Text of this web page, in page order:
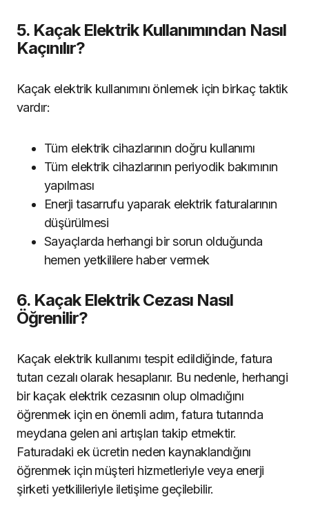
5. Kaçak Elektrik Kullanımından Nasıl
Kaçınılır?
Kaçak elektrik kullanımını önlemek için birkaç taktik
vardır:
Tüm elektrik cihazlarının doğru kullanımı
Tüm elektrik cihazlarının periyodik bakımının
yapılması
Enerji tasarrufu yaparak elektrik faturalarının
düşürülmesi
Sayaçlarda herhangi bir sorun olduğunda
hemen yetkililere haber vermek
6. Kaçak Elektrik Cezası Nasıl
Öğrenilir?
Kaçak elektrik kullanımı tespit edildiğinde, fatura
tutarı cezalı olarak hesaplanır. Bu nedenle, herhangi
bir kaçak elektrik cezasının olup olmadığını
öğrenmek için en önemli adım, fatura tutarında
meydana gelen ani artışları takip etmektir.
Faturadaki ek ücretin neden kaynaklandığını
öğrenmek için müşteri hizmetleriyle veya enerji
şirketi yetkilileriyle iletişime geçilebilir.